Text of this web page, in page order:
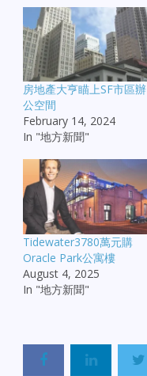
房地產大亨瞄上SF市區辦
公空間
February 14, 2024
In "地方新聞"
Tidewater3780萬元購
Oracle Park公寓樓
August 4, 2025
In "地方新聞"